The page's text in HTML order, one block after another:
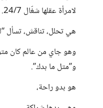
لامرأة عقلها شغّال 24/7.
هي تحلل، تناقش، تسأل
وهو جاي من عالم كان
و”متل ما بدك”.
هو بدو راحة،